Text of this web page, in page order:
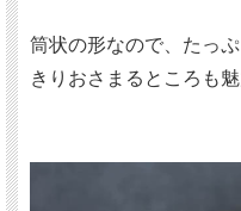
筒状の形なので、たっ
きりおさまるところも魅